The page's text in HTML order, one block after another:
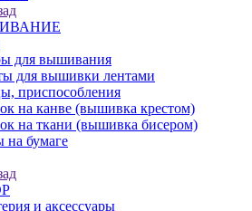
для вышивания
для вышивки лентами
приспособления
на канве (вышивка крестом)
на ткани (вышивка бисером)
на бумаге
и аксессуары